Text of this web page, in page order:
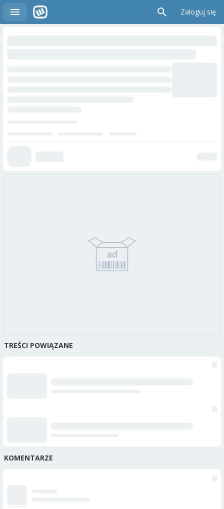
Zaloguj się
TREŚCI POWIĄZANE
KOMENTARZE